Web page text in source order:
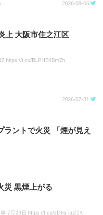
2026-08-06
上 大阪市住之江区
https://t.co/BLPHE4Bm7h
2026-07-31
ラントで火災 「煙が見え
災 黒煙上がる
7月29日 https://t.co/zDhgTazf1K